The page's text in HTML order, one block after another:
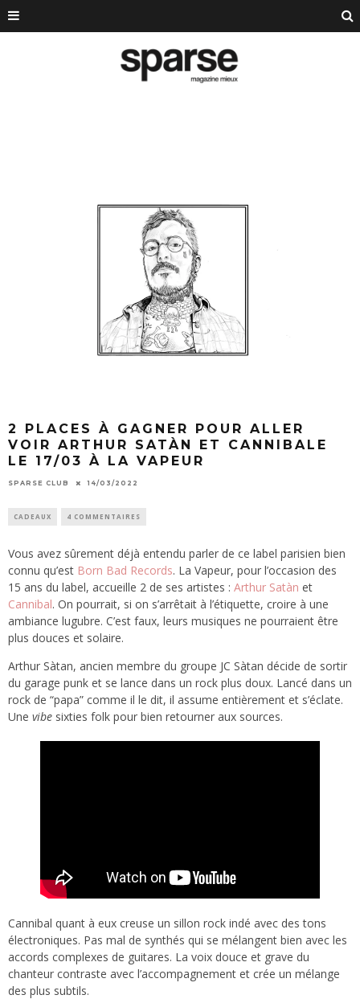
2 PLACES À GAGNER POUR ALLER
VOIR ARTHUR SATÀN ET CANNIBALE
LE 17/03 À LA VAPEUR
SPARSE CLUB 14/03/2022
CADEAUX 4 COMMENTAIRES
Vous avez sûrement déjà entendu parler de ce label parisien bien
connu qu’est Born Bad Records. La Vapeur, pour l’occasion des
15 ans du label, accueille 2 de ses artistes : Arthur Satàn et
Cannibal. On pourrait, si on s’arrêtait à l’étiquette, croire à une
ambiance lugubre. C’est faux, leurs musiques ne pourraient être
plus douces et solaire.
Arthur Sàtan, ancien membre du groupe JC Sàtan décide de sortir
du garage punk et se lance dans un rock plus doux. Lancé dans un
rock de “papa” comme il le dit, il assume entièrement et s’éclate.
Une vibe sixties folk pour bien retourner aux sources.
Cannibal quant à eux creuse un sillon rock indé avec des tons
électroniques. Pas mal de synthés qui se mélangent bien avec les
accords complexes de guitares. La voix douce et grave du
chanteur contraste avec l’accompagnement et crée un mélange
des plus subtils.